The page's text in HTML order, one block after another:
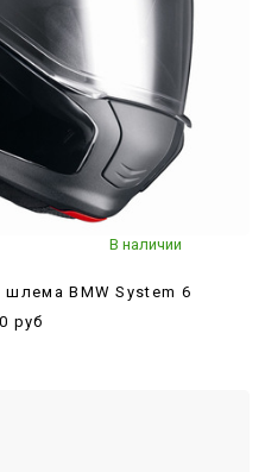
В наличии
BMW System 6
руб